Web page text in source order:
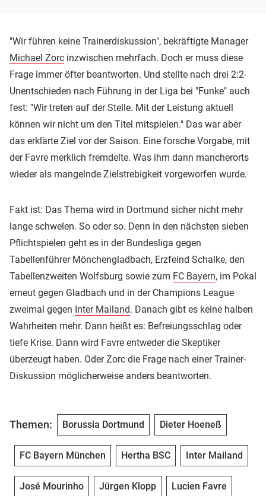
"Wir führen keine Trainerdiskussion", bekräftigte Manager
Michael Zorc inzwischen mehrfach. Doch er muss diese
Frage immer öfter beantworten. Und stellte nach drei 2:2-
Unentschieden nach Führung in der Liga bei "Funke" auch
fest: "Wir treten auf der Stelle. Mit der Leistung aktuell
können wir nicht um den Titel mitspielen." Das war aber
das erklärte Ziel vor der Saison. Eine forsche Vorgabe, mit
der Favre merklich fremdelte. Was ihm dann mancherorts
wieder als mangelnde Zielstrebigkeit vorgeworfen wurde.
Fakt ist: Das Thema wird in Dortmund sicher nicht mehr
lange schwelen. So oder so. Denn in den nächsten sieben
Pflichtspielen geht es in der Bundesliga gegen
Tabellenführer Mönchengladbach, Erzfeind Schalke, den
Tabellenzweiten Wolfsburg sowie zum FC Bayern, im Pokal
erneut gegen Gladbach und in der Champions League
zweimal gegen Inter Mailand. Danach gibt es keine halben
Wahrheiten mehr. Dann heißt es: Befreiungsschlag oder
tiefe Krise. Dann wird Favre entweder die Skeptiker
überzeugt haben. Oder Zorc die Frage nach einer Trainer-
Diskussion möglicherweise anders beantworten.
Themen: Borussia Dortmund Dieter Hoeneß
FC Bayern München Hertha BSC Inter Mailand
José Mourinho Jürgen Klopp Lucien Favre